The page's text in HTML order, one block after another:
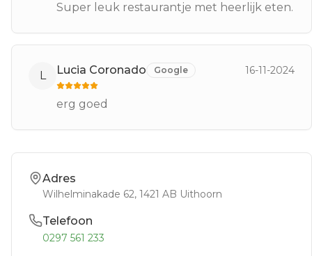
Super leuk restaurantje met heerlijk eten.
L Lucia Coronado Google 16-11-2024
erg goed
Adres
Wilhelminakade 62, 1421 AB Uithoorn
Telefoon
0297 561 233